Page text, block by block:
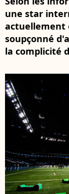
une star
actuellement
soupçonné
la complicité